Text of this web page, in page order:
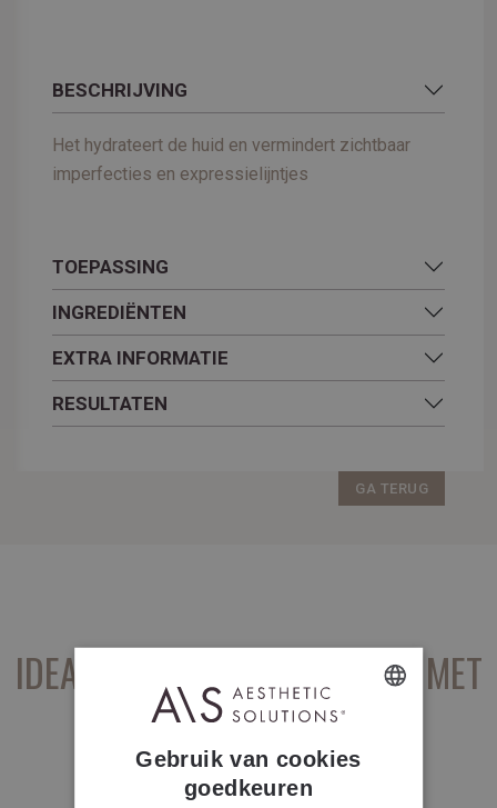
BESCHRIJVING
Het hydrateert de huid en vermindert zichtbaar
imperfecties en expressielijntjes
TOEPASSING
INGREDIËNTEN
EXTRA INFORMATIE
RESULTATEN
GA TERUG
IDEAAL OM TE COMBINEREN MET
...
FRENCH
Gebruik van cookies
goedkeuren